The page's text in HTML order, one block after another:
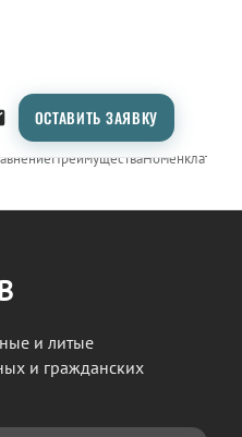
ОСТАВИТЬ ЗАЯВКУ
ПреимуществаНоменклатура
и литые
и гражданских